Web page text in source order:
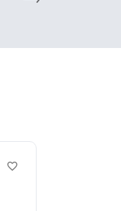
favorite_border